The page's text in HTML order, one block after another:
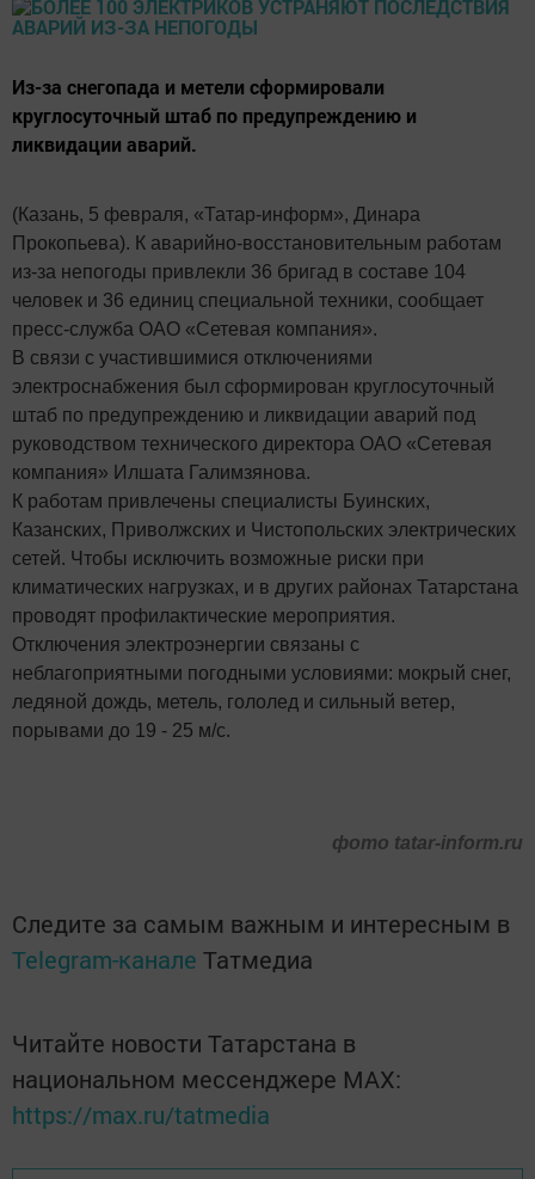
Из-за снегопада и метели сформировали
круглосуточный штаб по предупреждению и
ликвидации аварий.
(Казань, 5 февраля, «Татар-информ», Динара
Прокопьева). К аварийно-восстановительным работам
из-за непогоды привлекли 36 бригад в составе 104
человек и 36 единиц специальной техники, сообщает
пресс-служба ОАО «Сетевая компания».
В связи с участившимися отключениями
электроснабжения был сформирован круглосуточный
штаб по предупреждению и ликвидации аварий под
руководством технического директора ОАО «Сетевая
компания» Илшата Галимзянова.
К работам привлечены специалисты Буинских,
Казанских, Приволжских и Чистопольских электрических
сетей. Чтобы исключить возможные риски при
климатических нагрузках, и в других районах Татарстана
проводят профилактические мероприятия.
Отключения электроэнергии связаны с
неблагоприятными погодными условиями: мокрый снег,
ледяной дождь, метель, гололед и сильный ветер,
порывами до 19 - 25 м/с.
фото tatar-inform.ru
Следите за самым важным и интересным в
Telegram-канале Татмедиа
Читайте новости Татарстана в
национальном мессенджере MАХ:
https://max.ru/tatmedia